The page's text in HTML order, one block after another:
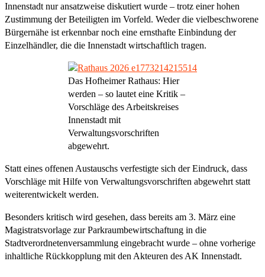
Innenstadt nur ansatzweise diskutiert wurde – trotz einer hohen
Zustimmung der Beteiligten im Vorfeld. Weder die vielbeschworene
Bürgernähe ist erkennbar noch eine ernsthafte Einbindung der
Einzelhändler, die die Innenstadt wirtschaftlich tragen.
Das Hofheimer Rathaus: Hier
werden – so lautet eine Kritik –
Vorschläge des Arbeitskreises
Innenstadt mit
Verwaltungsvorschriften
abgewehrt.
Statt eines offenen Austauschs verfestigte sich der Eindruck, dass
Vorschläge mit Hilfe von Verwaltungsvorschriften abgewehrt statt
weiterentwickelt werden.
Besonders kritisch wird gesehen, dass bereits am 3. März eine
Magistratsvorlage zur Parkraumbewirtschaftung in die
Stadtverordnetenversammlung eingebracht wurde – ohne vorherige
inhaltliche Rückkopplung mit den Akteuren des AK Innenstadt.